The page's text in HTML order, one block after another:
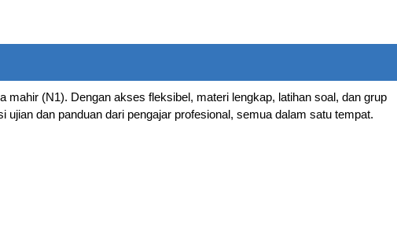
(N1). Dengan akses fleksibel, materi lengkap, latihan soal, dan grup
dan panduan dari pengajar profesional, semua dalam satu tempat.